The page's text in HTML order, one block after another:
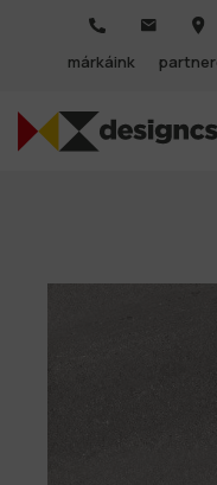
márkáink